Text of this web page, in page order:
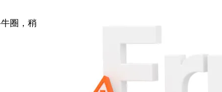
圈，稍